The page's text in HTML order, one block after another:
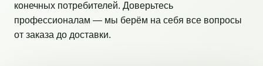
конечных потребителей. Доверьтесь
профессионалам — мы берём на себя все вопросы
от заказа до доставки.